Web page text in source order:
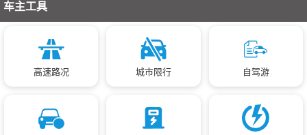
车主工具
高速路况 城市限行 自驾游